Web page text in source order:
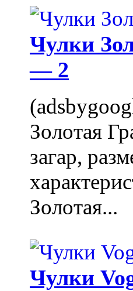
Чулки
— 2
Золотая
загар,
Золотая...
Чулки